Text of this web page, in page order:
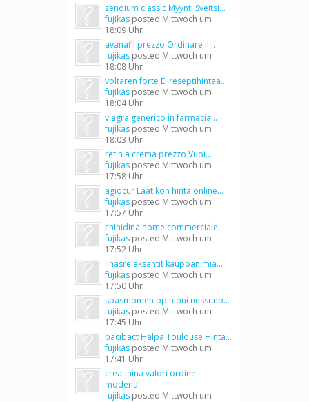
zendium classic Myynti Sveitsi...
fujikas posted Mittwoch um
18:09 Uhr
avanafil prezzo Ordinare il...
fujikas posted Mittwoch um
18:08 Uhr
voltaren forte Ei reseptihintaa...
fujikas posted Mittwoch um
18:04 Uhr
viagra generico in farmacia...
fujikas posted Mittwoch um
18:03 Uhr
retin a crema prezzo Vuoi...
fujikas posted Mittwoch um
17:58 Uhr
agiocur Laatikon hinta online...
fujikas posted Mittwoch um
17:57 Uhr
chinidina nome commerciale...
fujikas posted Mittwoch um
17:52 Uhr
lihasrelaksantit kauppanimiä...
fujikas posted Mittwoch um
17:50 Uhr
spasmomen opinioni nessuno...
fujikas posted Mittwoch um
17:45 Uhr
bacibact Halpa Toulouse Hinta...
fujikas posted Mittwoch um
17:41 Uhr
creatinina valori ordine
modena...
fujikas posted Mittwoch um